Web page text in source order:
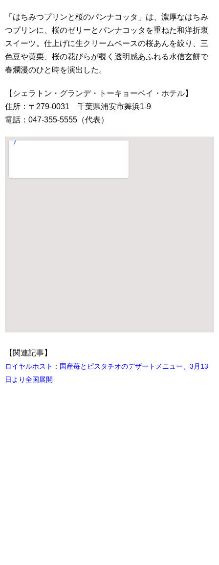
「はちみつプリンと桜のパンナコッタ」は、濃厚なはちみ
つプリンに、桜のゼリーとパンナコッタを重ねた和洋折衷
スイーツ。仕上げに生クリームベースの桜あんを絞り、三
色豆や黄栗、桜の花びらが覗く透明感あふれる水信玄餅で
春爛漫のひと時を演出した。
【シェラトン・グランデ・トーキョーベイ・ホテル】
住所：〒279-0031 千葉県浦安市舞浜1-9
電話：047-355-5555（代表）
【関連記事】
ロイヤルホスト：国産苺とピスタチオのデザートメニュー、3月13
日より全国展開